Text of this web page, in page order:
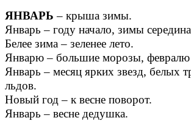
ЯНВАРЬ– крыша зимы.
Январь – году начало, зимы
Белее зима – зеленее лето.
Январю – большие морозы, февралю
Январь – месяц ярких звезд, белых
льдов.
Новый год – к весне поворот.
Январь – весне дедушка.